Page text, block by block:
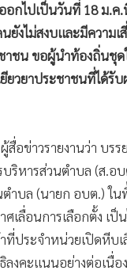
กไปเป็นวันที่ 18 ม.ค.
งไม่สงบและมีความเ
ชน ขอผู้นำท้องถิ่นชุด
ยียวยาประชาชนที่ได้รั
อข่าวรายงานว่า บรร
ริหารส่วนตำบล (ส.อ
ตำบล (นายก อบต.) ใ
ศเลื่อนการเลือกตั้ง เ
าที่ประจำหน่วยเปิดหีบ
งคะแนนอย่างต่อเนื่อง